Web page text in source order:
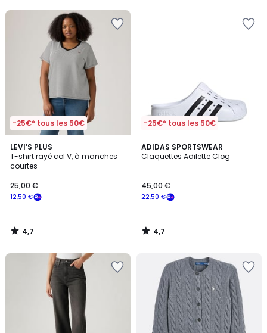
-25€* tous les 50€
LEVI’S PLUS
T-shirt rayé col V, à manches
courtes
12,50 €
25,00 €
4,7
/ 5
4,7
/
-25€* tous les 50€
ADIDAS SPORTSWEAR
Claquettes Adilette Clog
22,50 €
45,00 €
4,7
/ 5
4,7
/